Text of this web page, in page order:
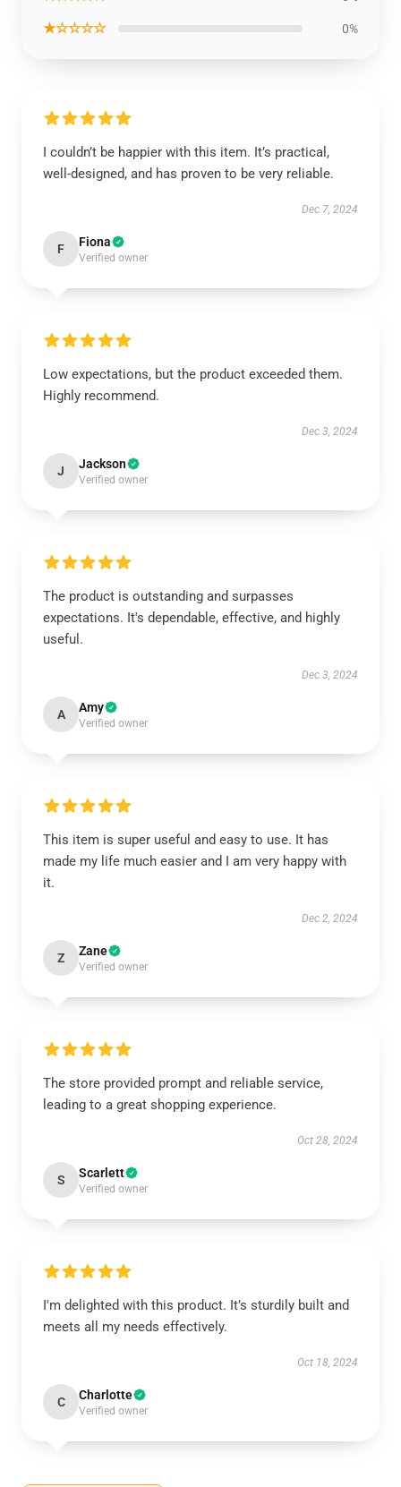
★☆☆☆☆ 0%
I couldn’t be happier with this item. It’s practical,
well-designed, and has proven to be very reliable.
Dec 7, 2024
F Fiona
Verified owner
Low expectations, but the product exceeded them.
Highly recommend.
Dec 3, 2024
J Jackson
Verified owner
The product is outstanding and surpasses
expectations. It's dependable, effective, and highly
useful.
Dec 3, 2024
A Amy
Verified owner
This item is super useful and easy to use. It has
made my life much easier and I am very happy with
it.
Dec 2, 2024
Z Zane
Verified owner
The store provided prompt and reliable service,
leading to a great shopping experience.
Oct 28, 2024
S Scarlett
Verified owner
I'm delighted with this product. It’s sturdily built and
meets all my needs effectively.
Oct 18, 2024
C Charlotte
Verified owner